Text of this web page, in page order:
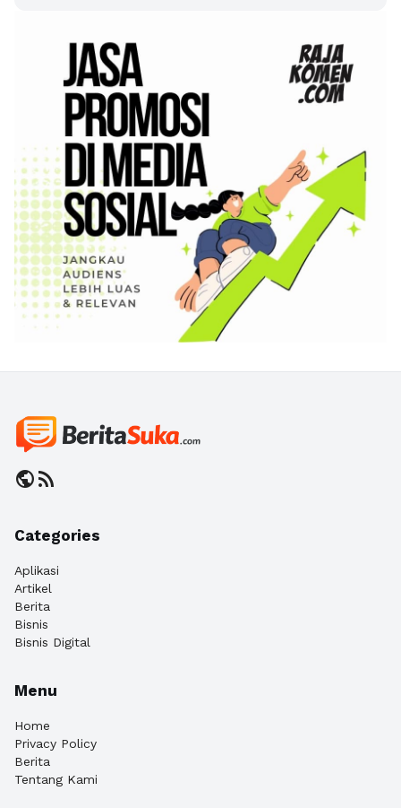
publicrss_feed
Categories
Aplikasi
Artikel
Berita
Bisnis
Bisnis Digital
Menu
Home
Privacy Policy
Berita
Tentang Kami